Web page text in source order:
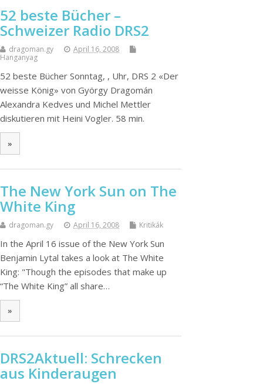
52 beste Bücher –
Schweizer Radio DRS2
dragoman.gy
April 16, 2008
Hanganyag
52 beste Bücher Sonntag, , Uhr, DRS 2 «Der
weisse König» von György Dragomán
Alexandra Kedves und Michel Mettler
diskutieren mit Heini Vogler. 58 min.
»
The New York Sun on The
White King
dragoman.gy April 16, 2008 Kritikák
In the April 16 issue of the New York Sun
Benjamin Lytal takes a look at The White
King: "Though the episodes that make up
“The White King” all share…
»
DRS2Aktuell: Schrecken
aus Kinderaugen